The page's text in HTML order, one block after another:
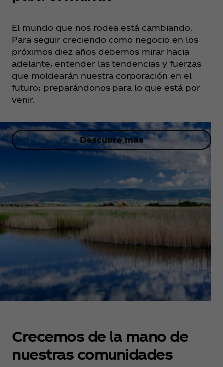
El mundo que nos rodea está cambiando.
Para seguir creciendo como negocio en los
próximos diez años debemos mirar hacia
adelante, entender las tendencias y fuerzas
que moldearán nuestra corporación en el
futuro; preparándonos para lo que está por
venir.
Descubre más
Crecemos de la mano de
nuestras comunidades